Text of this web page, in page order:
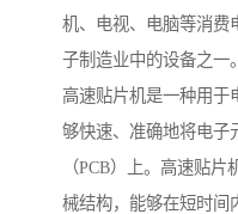
机、电视、电脑等消费
子制造业中的设备之一。
高速贴片机是一种用于
够快速、准确地将电子
（PCB）上。高速贴
械结构，能够在短时间